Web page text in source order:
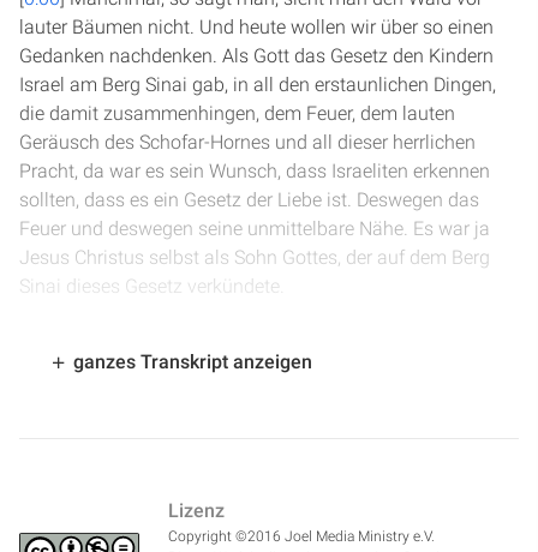
lauter Bäumen nicht. Und heute wollen wir über so einen
Gedanken nachdenken. Als Gott das Gesetz den Kindern
Israel am Berg Sinai gab, in all den erstaunlichen Dingen,
die damit zusammenhingen, dem Feuer, dem lauten
Geräusch des Schofar-Hornes und all dieser herrlichen
Pracht, da war es sein Wunsch, dass Israeliten erkennen
sollten, dass es ein Gesetz der Liebe ist. Deswegen das
Feuer und deswegen seine unmittelbare Nähe. Es war ja
Jesus Christus selbst als Sohn Gottes, der auf dem Berg
Sinai dieses Gesetz verkündete.
lauter Bäumen nicht. Sie sahen nur Regeln und Formen
Christus kam und er wollte die Menschen wieder dahin
führen, den eigentlichen Sinn des Gesetzes zu sehen. Dass
ganzes Transkript anzeigen
Lizenz
Copyright ©2016 Joel Media Ministry e.V.